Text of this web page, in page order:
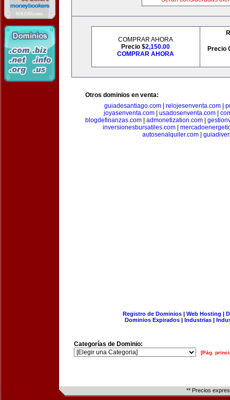
COMPRAR AHORA
Precio $2,150.00
COMPRAR AHORA
Precio
Otros dominios en venta:
guiadesantiago.com| relojesenventa.com|
joyasenventa.com
usadosenventa.com
blogdefinanzas.com
admonetization.com
inversionesbursatiles.com|
autosenalquiler.com|
Registro de Dominios| Web Hosting |
Dominios Expirados | Industrias |
Categorías de Dominio:
[Pág.
** Precios